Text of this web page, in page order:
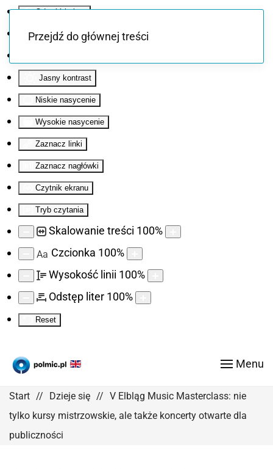
Odwróć kolory
Monochromatyczny
Jasny kontrast
Niskie nasycenie
Wysokie nasycenie
Zaznacz linki
Zaznacz nagłówki
Czytnik ekranu
Tryb czytania
Skalowanie treści 100%
Aa Czcionka 100%
Wysokość linii 100%
Odstęp liter 100%
Reset
Przejdź do głównej treści
Menu
Start Dzieje się
V Elbląg Music Masterclass: nie
tylko kursy mistrzowskie, ale także koncerty otwarte dla
publiczności